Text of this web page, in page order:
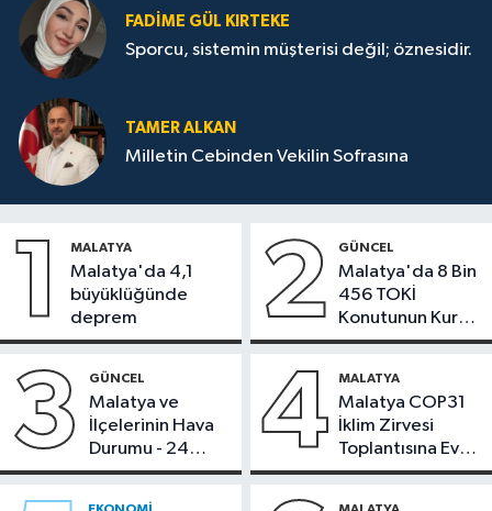
FADIME GÜL KIRTEKE
Sporcu, sistemin müşterisi değil; öznesidir.
TAMER ALKAN
Milletin Cebinden Vekilin Sofrasına
1 MALATYA
Malatya'da 4,1
büyüklüğünde
deprem
2 GÜNCEL
Malatya'da 8 Bin
456 TOKİ
Konutunun Kurası
Bugün Çekiliyor
3 GÜNCEL
Malatya ve
İlçelerinin Hava
Durumu - 24
Temmuz 2026
4 MALATYA
Malatya COP31
İklim Zirvesi
Toplantısına Ev
Sahipliği Yaptı